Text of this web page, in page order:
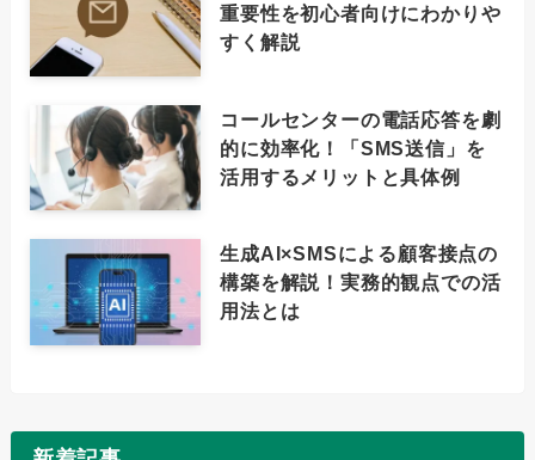
重要性を初心者向けにわかりや
すく解説
コールセンターの電話応答を劇
的に効率化！「SMS送信」を
活用するメリットと具体例
生成AI×SMSによる顧客接点の
構築を解説！実務的観点での活
用法とは